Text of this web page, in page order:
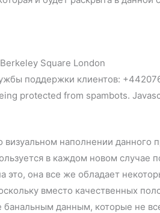
Square London
поддержки клиентов:
protected from spambots.
наполнении данного
в каждом новом случае
это, она все же обладает
вместо качественных
данным, которые не